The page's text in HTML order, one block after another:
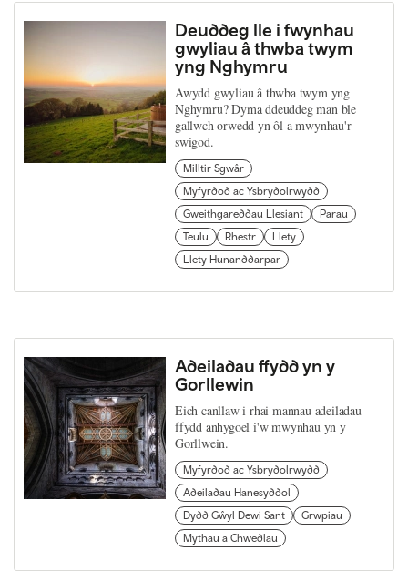
Deuddeg lle i fwynhau
gwyliau â thwba twym
yng Nghymru
Awydd gwyliau â thwba twym yng
Nghymru? Dyma ddeuddeg man ble
gallwch orwedd yn ôl a mwynhau'r
swigod.
Milltir Sgwâr
Myfyrdod ac Ysbrydolrwydd
Gweithgareddau Llesiant
Parau
Teulu
Rhestr
Llety
Llety Hunanddarpar
Adeiladau ffydd yn y
Gorllewin
Eich canllaw i rhai mannau adeiladau
ffydd anhygoel i'w mwynhau yn y
Gorllwein.
Myfyrdod ac Ysbrydolrwydd
Adeiladau Hanesyddol
Dydd Gŵyl Dewi Sant
Grwpiau
Mythau a Chwedlau